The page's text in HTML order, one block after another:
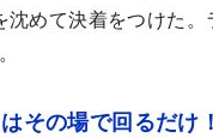
めて決着をつけた。
その場で回るだ